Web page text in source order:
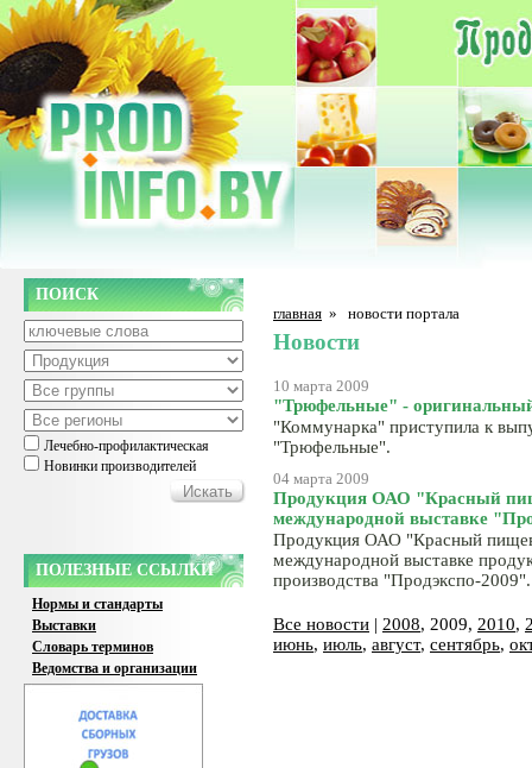
ПОИСК
Лечебно-профилактическая
Новинки производителей
ПОЛЕЗНЫЕ ССЫЛКИ
Нормы и стандарты
Выставки
Словарь терминов
Ведомства и организации
главная » новости портала
Новости
10 марта 2009
"Трюфельные" -
"Коммунарка" приступила к
"Трюфельные".
04 марта 2009
Продукция ОАО "Красный
международной выставке
Продукция ОАО "Красный
международной выставке
производства "Продэкспо-2009".
Все новости | 2008, 2009, 2010,
июнь, июль, август, сентябрь,